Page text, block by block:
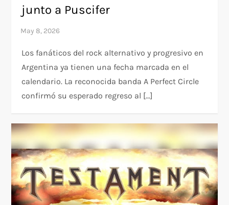
junto a Puscifer
Los fanáticos del rock alternativo y progresivo en
Argentina ya tienen una fecha marcada en el
calendario. La reconocida banda A Perfect Circle
confirmó su esperado regreso al […]